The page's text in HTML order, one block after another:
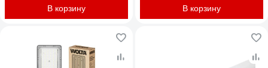
В корзину В корзину